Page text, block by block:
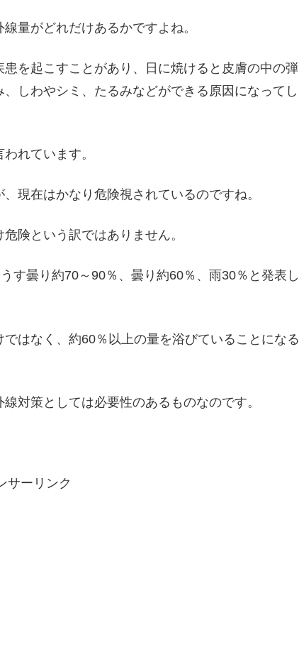
量がどれだけあるかですよね。
を起こすことがあり、日に焼けると皮膚の中の弾
しわやシミ、たるみなどができる原因になってし
れています。
現在はかなり危険視されているのですね。
険という訳ではありません。
す曇り約70～90％、曇り約60％、雨30％と発表し
はなく、約60％以上の量を浴びていることになる
対策としては必要性のあるものなのです。
サーリンク